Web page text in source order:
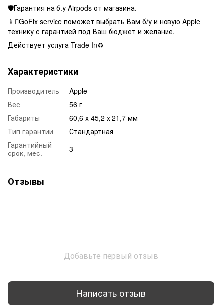
🛡Гарантия на б.у Airpods от магазина.
📱GoFix service поможет выбрать Вам б/у и новую Apple
технику с гарантией под Ваш бюджет и желание.
Действует услуга Trade In♻️
Характеристики
Производитель
Apple
Вес
56 г
Габариты
60,6 х 45,2 х 21,7 мм
Тип гарантии
Стандартная
Гарантийный
срок, мес.
3
Отзывы
Добавьте первый отзыв
Написать отзыв